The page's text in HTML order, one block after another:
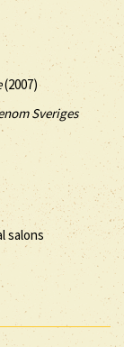
(2007)
Sveriges
salons